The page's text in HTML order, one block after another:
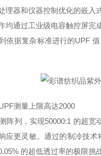
理器和仪器控制优化的嵌
均通过工业级电容触控屏
依据复杂标准进行的UPF
测量上限高达2000
阵列，实现50000:1 的超
应更灵敏。通过的制冷技
的超低透过率的极限挑